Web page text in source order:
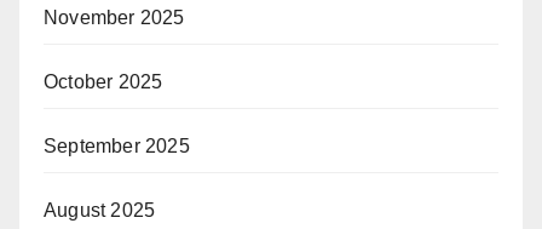
November 2025
October 2025
September 2025
August 2025